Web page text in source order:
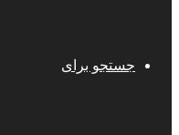
جستجو برای